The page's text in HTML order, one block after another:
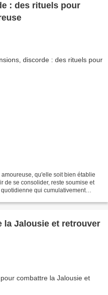
: des rituels pour
qu'elle soit bien établie
de se consolider, reste soumise et
qui cumulativement
la Jalousie et retrouver